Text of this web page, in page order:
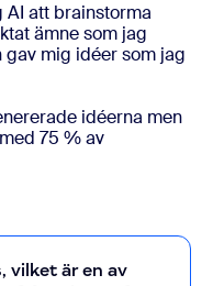
AI att brainstorma
ämne som jag
mig idéer som jag
idéerna men
75 % av
vilket är en av